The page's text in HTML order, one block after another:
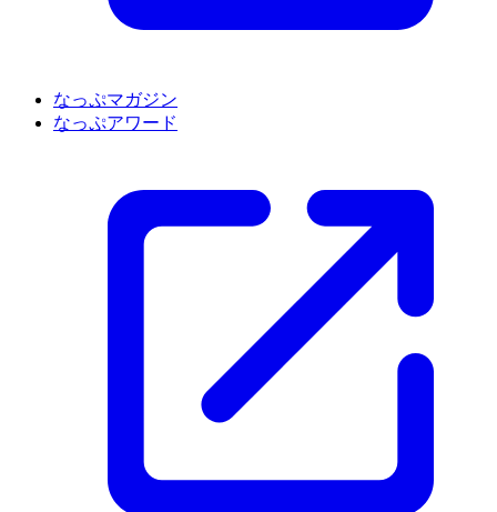
なっぷマガジン
なっぷアワード